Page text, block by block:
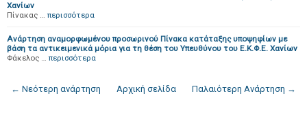
Χανίων
Πίνακας … περισσότερα
Ανάρτηση αναμορφωμένου προσωρινού Πίνακα κατάταξης υποψηφίων με
βάση τα αντικειμενικά μόρια για τη θέση του Υπευθύνου του Ε.Κ.Φ.Ε. Χανίων
Φάκελος … περισσότερα
← Νεότερη ανάρτηση Παλαιότερη Ανάρτηση →
Αρχική σελίδα